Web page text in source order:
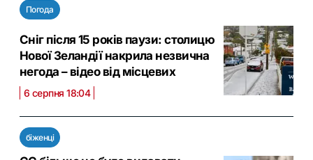
Погода
Сніг після 15 років паузи: столицю
Нової Зеландії накрила незвична
негода – відео від місцевих
6 серпня 18:04
біженці